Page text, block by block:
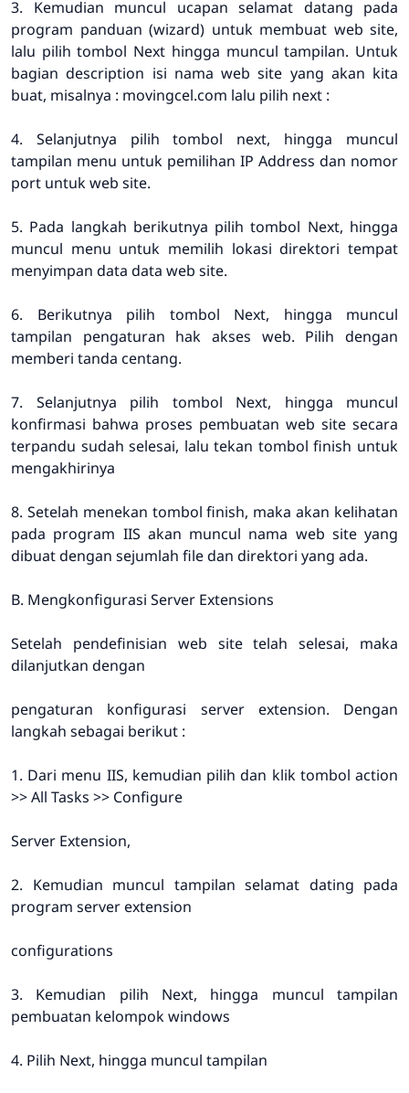
3. Kemudian muncul ucapan selamat datang pada
program panduan (wizard) untuk membuat web site,
lalu pilih tombol Next hingga muncul tampilan. Untuk
bagian description isi nama web site yang akan kita
buat, misalnya : movingcel.com lalu pilih next :
4. Selanjutnya pilih tombol next, hingga muncul
tampilan menu untuk pemilihan IP Address dan nomor
port untuk web site.
5. Pada langkah berikutnya pilih tombol Next, hingga
muncul menu untuk memilih lokasi direktori tempat
menyimpan data data web site.
6. Berikutnya pilih tombol Next, hingga muncul
tampilan pengaturan hak akses web. Pilih dengan
memberi tanda centang.
7. Selanjutnya pilih tombol Next, hingga muncul
konfirmasi bahwa proses pembuatan web site secara
terpandu sudah selesai, lalu tekan tombol finish untuk
mengakhirinya
8. Setelah menekan tombol finish, maka akan kelihatan
pada program IIS akan muncul nama web site yang
dibuat dengan sejumlah file dan direktori yang ada.
B. Mengkonfigurasi Server Extensions
Setelah pendefinisian web site telah selesai, maka
dilanjutkan dengan
pengaturan konfigurasi server extension. Dengan
langkah sebagai berikut :
1. Dari menu IIS, kemudian pilih dan klik tombol action
>> All Tasks >> Configure
Server Extension,
2. Kemudian muncul tampilan selamat dating pada
program server extension
configurations
3. Kemudian pilih Next, hingga muncul tampilan
pembuatan kelompok windows
4. Pilih Next, hingga muncul tampilan